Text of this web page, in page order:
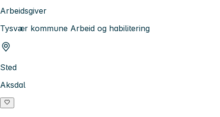
Arbeidsgiver
Tysvær kommune Arbeid og habilitering
Sted
Aksdal